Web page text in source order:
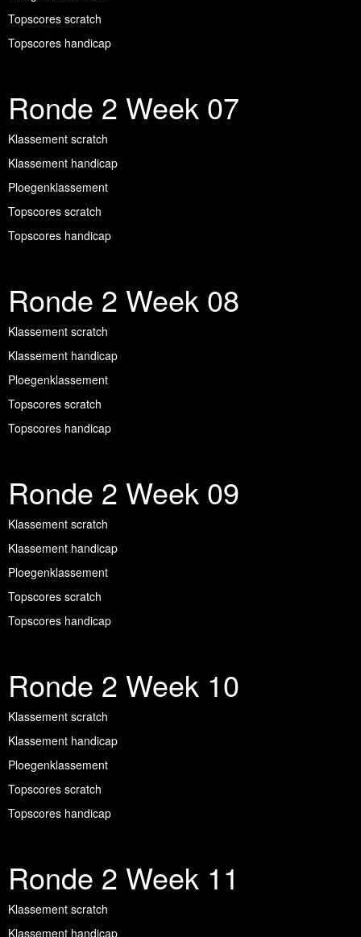
Topscores scratch
Topscores handicap
Ronde 2 Week 07
Klassement scratch
Klassement handicap
Ploegenklassement
Topscores scratch
Topscores handicap
Ronde 2 Week 08
Klassement scratch
Klassement handicap
Ploegenklassement
Topscores scratch
Topscores handicap
Ronde 2 Week 09
Klassement scratch
Klassement handicap
Ploegenklassement
Topscores scratch
Topscores handicap
Ronde 2 Week 10
Klassement scratch
Klassement handicap
Ploegenklassement
Topscores scratch
Topscores handicap
Ronde 2 Week 11
Klassement scratch
Klassement handicap